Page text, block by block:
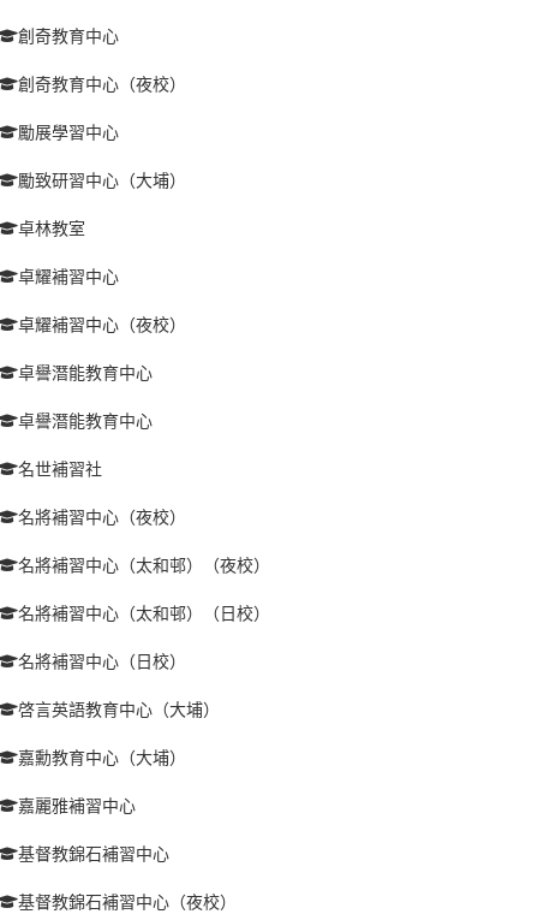
創奇教育中心
創奇教育中心（夜校）
勵展學習中心
勵致研習中心（大埔）
卓林教室
卓耀補習中心
卓耀補習中心（夜校）
卓譽潛能教育中心
卓譽潛能教育中心
名世補習社
名將補習中心（夜校）
名將補習中心（太和邨）（夜校）
名將補習中心（太和邨）（日校）
名將補習中心（日校）
啓言英語教育中心（大埔）
嘉勳教育中心（大埔）
嘉麗雅補習中心
基督教錦石補習中心
基督教錦石補習中心（夜校）